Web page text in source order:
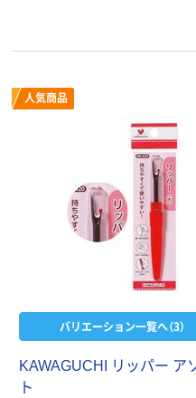
人気商品
バリエーション一覧へ（3）
KAWAGUCHI リッパー ア
ト
サントリー 天然
ファーストレイ
オリ